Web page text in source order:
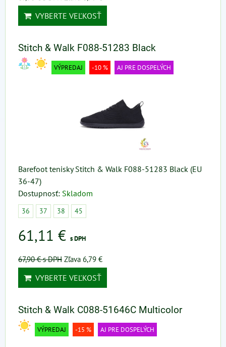
VYBERTE VEĽKOSŤ
Stitch & Walk F088-51283 Black
VÝPREDAJ -10 % AJ PRE DOSPELÝCH
Barefoot tenisky Stitch & Walk F088-51283 Black (EU
36-47)
Dostupnosť: Skladom
36 37 38 45
61,11 € s DPH
67,90 €s DPH Zľava 6,79 €
VYBERTE VEĽKOSŤ
Stitch & Walk C088-51646C Multicolor
VÝPREDAJ -15 % AJ PRE DOSPELÝCH